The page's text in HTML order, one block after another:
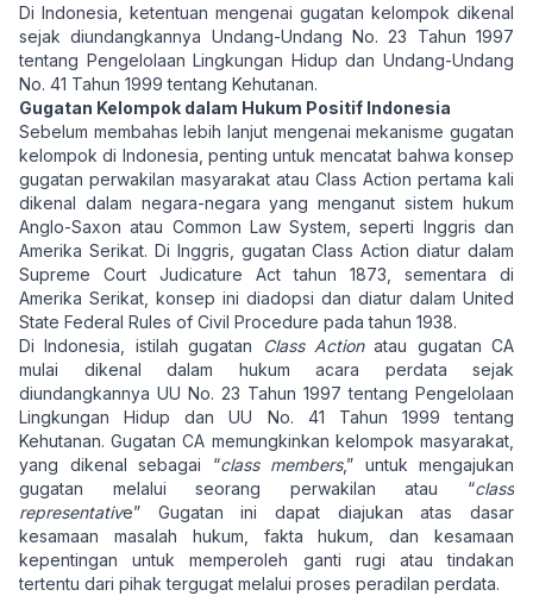
Di Indonesia, ketentuan mengenai gugatan kelompok dikenal
sejak diundangkannya Undang-Undang No. 23 Tahun 1997
tentang Pengelolaan Lingkungan Hidup dan Undang-Undang
No. 41 Tahun 1999 tentang Kehutanan.
Gugatan Kelompok dalam Hukum Positif Indonesia
Sebelum membahas lebih lanjut mengenai mekanisme gugatan
kelompok di Indonesia, penting untuk mencatat bahwa konsep
gugatan perwakilan masyarakat atau Class Action pertama kali
dikenal dalam negara-negara yang menganut sistem hukum
Anglo-Saxon atau Common Law System, seperti Inggris dan
Amerika Serikat. Di Inggris, gugatan Class Action diatur dalam
Supreme Court Judicature Act tahun 1873, sementara di
Amerika Serikat, konsep ini diadopsi dan diatur dalam United
State Federal Rules of Civil Procedure pada tahun 1938.
Di Indonesia, istilah gugatan
Class Actionatau gugatan CA
mulai dikenal dalam hukum acara perdata sejak
diundangkannya UU No. 23 Tahun 1997 tentang Pengelolaan
Lingkungan Hidup dan UU No. 41 Tahun 1999 tentang
Kehutanan. Gugatan CA memungkinkan kelompok masyarakat,
yang dikenal sebagai “class members,” untuk mengajukan
gugatan melalui seorang perwakilan atau “class
representative” Gugatan ini dapat diajukan atas dasar
kesamaan masalah hukum, fakta hukum, dan kesamaan
kepentingan untuk memperoleh ganti rugi atau tindakan
tertentu dari pihak tergugat melalui proses peradilan perdata.